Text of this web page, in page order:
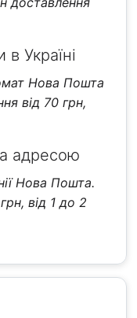
Україні
Нова Пошта
від 70 грн,
адресою
Нова Пошта.
від 1 до 2